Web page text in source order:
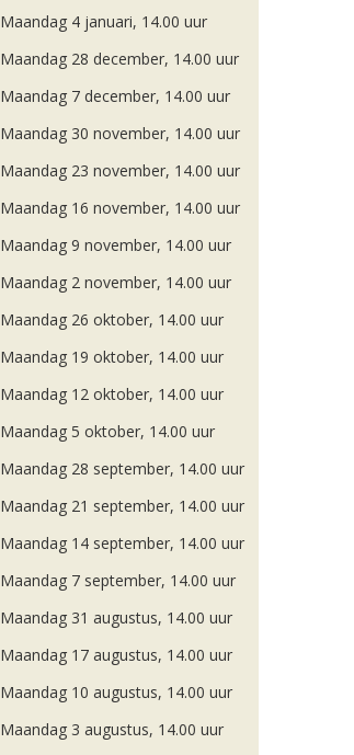
Maandag 4 januari, 14.00 uur
Maandag 28 december, 14.00 uur
Maandag 7 december, 14.00 uur
Maandag 30 november, 14.00 uur
Maandag 23 november, 14.00 uur
Maandag 16 november, 14.00 uur
Maandag 9 november, 14.00 uur
Maandag 2 november, 14.00 uur
Maandag 26 oktober, 14.00 uur
Maandag 19 oktober, 14.00 uur
Maandag 12 oktober, 14.00 uur
Maandag 5 oktober, 14.00 uur
Maandag 28 september, 14.00 uur
Maandag 21 september, 14.00 uur
Maandag 14 september, 14.00 uur
Maandag 7 september, 14.00 uur
Maandag 31 augustus, 14.00 uur
Maandag 17 augustus, 14.00 uur
Maandag 10 augustus, 14.00 uur
Maandag 3 augustus, 14.00 uur